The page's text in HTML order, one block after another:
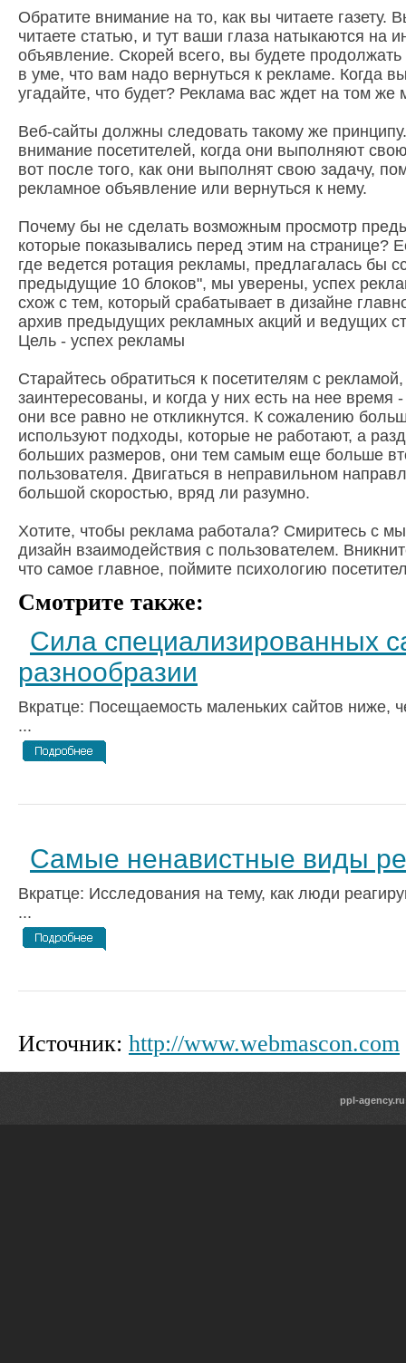
Обратите внимание на то, как вы читаете газету.
читаете статью, и тут ваши глаза натыкаются на
объявление. Скорей всего, вы будете продолжать
в уме, что вам надо вернуться к рекламе. Когда
угадайте, что будет? Реклама вас ждет на том же
Веб-сайты должны следовать такому же
внимание посетителей, когда они выполняют
вот после того, как они выполнят свою задачу,
рекламное объявление или вернуться к нему.
Почему бы не сделать возможным просмотр
которые показывались перед этим на странице?
где ведется ротация рекламы, предлагалась бы
предыдущие 10 блоков", мы уверены, успех
схож с тем, который срабатывает в дизайне
архив предыдущих рекламных акций и ведущих
Цель - успех рекламы
Старайтесь обратиться к посетителям с
заинтересованы, и когда у них есть на нее время
они все равно не откликнутся. К сожалению
используют подходы, которые не работают, а
больших размеров, они тем самым еще больше
пользователя. Двигаться в неправильном
большой скоростью, вряд ли разумно.
Хотите, чтобы реклама работала? Смиритесь с
дизайн взаимодействия с пользователем.
что самое главное, поймите психологию
Смотрите также:
Сила специализированных
разнообразии
Вкратце: Посещаемость маленьких сайтов ниже,
...
Самые ненавистные виды
Вкратце: Исследования на тему, как люди
...
Источник: http://www.webmascon.com
ppl-